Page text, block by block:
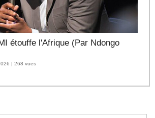
étouffe l'Afrique (Par Ndongo
| 268 vues